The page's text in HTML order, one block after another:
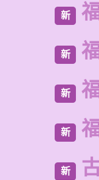
新
新
新
新
新